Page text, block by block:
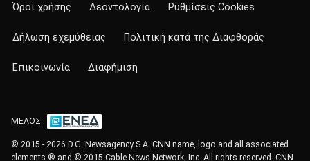
Όροι χρήσης Δεοντολογία Ρυθμίσεις Cookies
Δήλωση εχεμύθειας Πολιτική κατά της Διαφθοράς
Επικοινωνία Διαφήμιση
ΜΕΛΟΣ
© 2015 - 2026 D.G. Newsagency S.A. CNN name, logo and all associated
elements ® and © 2015 Cable News Network, Inc. All rights reserved. CNN